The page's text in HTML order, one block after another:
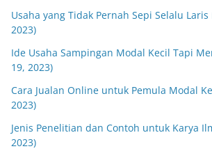
Usaha yang Tidak Pernah Sepi Selalu
2023)
Ide Usaha Sampingan Modal Kecil Tapi
19, 2023)
Cara Jualan Online untuk Pemula Modal
2023)
Jenis Penelitian dan Contoh untuk Karya
2023)